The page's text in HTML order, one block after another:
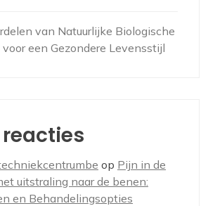
van Natuurlijke Biologische
een Gezondere Levensstijl
op Pijn in de
uitstraling naar de benen:
en Behandelingsopties